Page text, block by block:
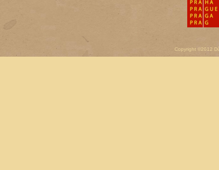
Copyright ©2012